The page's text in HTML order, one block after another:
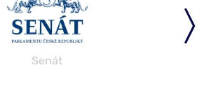
Senát